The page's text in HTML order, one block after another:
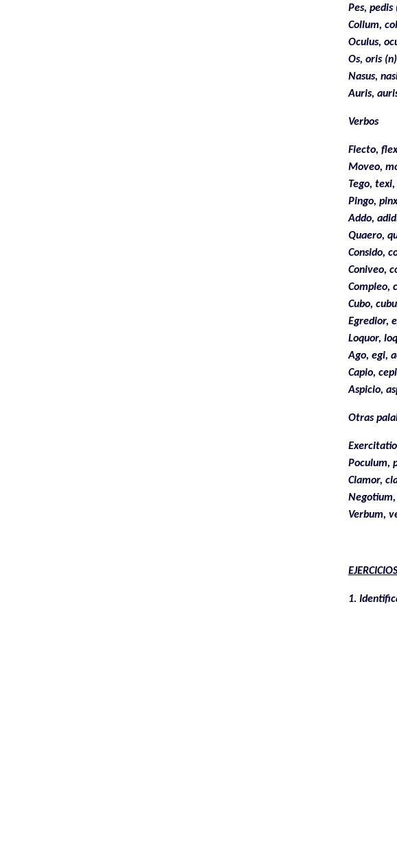
Pes, pedis
Collum,
Oculus,
Os, oris
Nasus,
Auris,
Verbos
Flecto,
Moveo,
Tego,
Pingo,
Addo,
Quaero,
Consido,
Coniveo,
Compleo,
Cubo,
Egredior,
Loquor,
Ago, egi,
Capio,
Aspicio,
Otras
Poculum,
Clamor,
Verbum,
EJERCICIOS
1.